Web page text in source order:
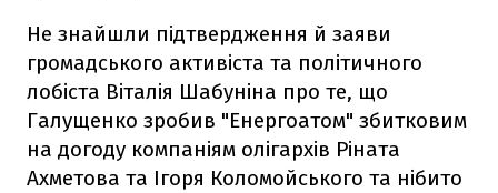
Не знайшли підтвердження й заяви
громадського активіста та політичного
лобіста Віталія Шабуніна про те, що
Галущенко зробив "Енергоатом" збитковим
на догоду компаніям олігархів Ріната
Ахметова та Ігоря Коломойського та нібито